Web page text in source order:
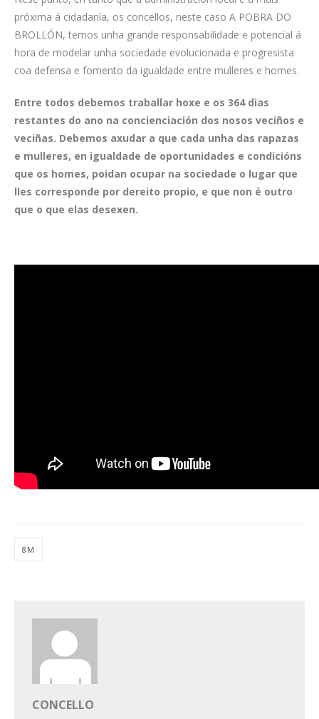
próxima á cidadanía, os concellos, neste caso A POBRA DO
BROLLÓN, temos unha grande responsabilidade e potencial á
hora de modelar unha sociedade evolucionada e progresista
coa defensa e fomento da igualdade entre mulleres e homes.
Entre todos debemos traballar hoxe e os 364 dias
restantes do ano na concienciación dos nosos veciños e
veciñas. Debemos axudar a que cada unha das rapazas
e mulleres, en igualdade de oportunidades e condicións
que os homes, poidan ocupar na sociedade o lugar que
lles corresponde por dereito propio, e que non é outro
que o que elas desexen.
8M
CONCELLO